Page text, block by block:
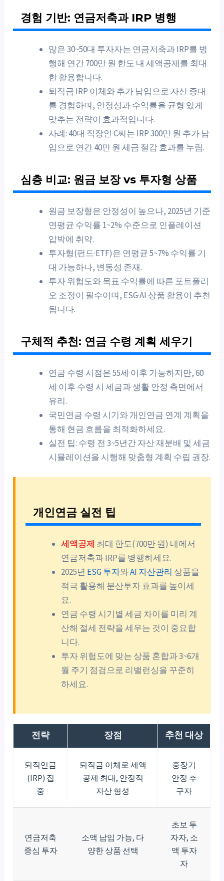
경험 기반: 연금저축과 IRP 병행
많은 30~50대 투자자는 연금저축과 IRP를 병
행해 연간 700만 원 한도 내 세액공제를 최대
한 활용합니다.
퇴직금 IRP 이체와 추가 납입으로 자산 증대
를 경험하며, 안정성과 수익률을 균형 있게
맞추는 전략이 효과적입니다.
사례: 40대 직장인 C씨는 IRP 300만 원 추가 납
입으로 연간 40만 원 세금 절감 효과를 누림.
심층 비교: 원금 보장 vs 투자형 상품
원금 보장형은 안정성이 높으나, 2025년 기준
연평균 수익률 1~2% 수준으로 인플레이션
압박에 취약.
투자형(펀드·ETF)은 연평균 5~7% 수익률 기
대 가능하나, 변동성 존재.
투자 위험도와 목표 수익률에 따른 포트폴리
오 조정이 필수이며, ESG·AI 상품 활용이 추천
됩니다.
구체적 추천: 연금 수령 계획 세우기
연금 수령 시점은 55세 이후 가능하지만, 60
세 이후 수령 시 세금과 생활 안정 측면에서
유리.
국민연금 수령 시기와 개인연금 연계 계획을
통해 현금 흐름을 최적화하세요.
실전 팁: 수령 전 3~5년간 자산 재분배 및 세금
시뮬레이션을 시행해 맞춤형 계획 수립 권장.
개인연금 실전 팁
세액공제 최대 한도(700만 원) 내에서
연금저축과 IRP를 병행하세요.
2025년 ESG 투자와AI 자산관리 상품을
적극 활용해 분산투자 효과를 높이세
요.
연금 수령 시기별 세금 차이를 미리 계
산해 절세 전략을 세우는 것이 중요합
니다.
투자 위험도에 맞는 상품 혼합과 3~6개
월 주기 점검으로 리밸런싱을 꾸준히
하세요.
전략 장점 추천 대상
퇴직연금
(IRP) 집
중
퇴직금 이체로 세액
공제 최대, 안정적
자산 형성
중장기
안정 추
구자
연금저축
중심 투자
소액 납입 가능, 다
양한 상품 선택
초보 투
자자, 소
액 투자
자